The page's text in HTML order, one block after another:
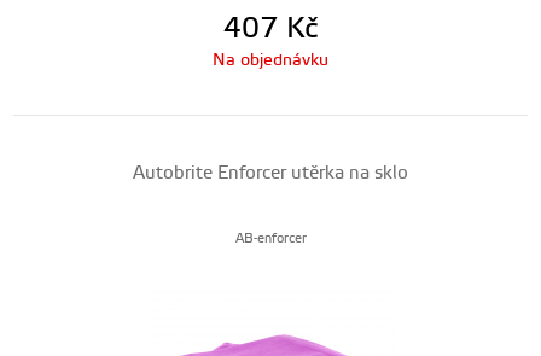
407 Kč
Na objednávku
Autobrite Enforcer utěrka na sklo
AB-enforcer